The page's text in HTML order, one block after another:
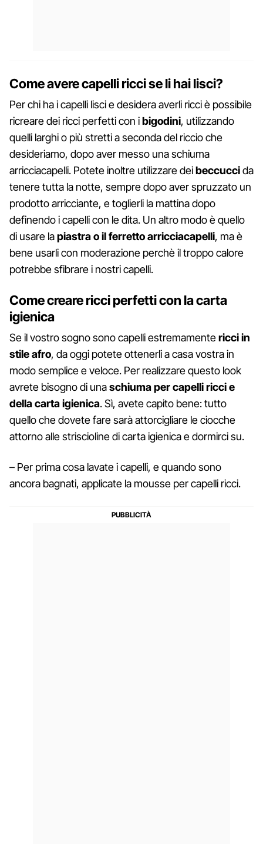
Come avere capelli ricci se li hai lisci?
Per chi ha i capelli lisci e desidera averli ricci è possibile
ricreare dei ricci perfetti con ibigodini, utilizzando
quelli larghi o più stretti a seconda del riccio che
desideriamo, dopo aver messo una schiuma
arricciacapelli. Potete inoltre utilizzare deibeccuccida
tenere tutta la notte, sempre dopo aver spruzzato un
prodotto arricciante, e toglierli la mattina dopo
definendo i capelli con le dita. Un altro modo è quello
di usare lapiastra o il ferretto arricciacapelli, ma è
bene usarli con moderazione perchè il troppo calore
potrebbe sfibrare i nostri capelli.
Come creare ricci perfetti con la carta
igienica
Se il vostro sogno sono capelli estremamentericci in
stile afro, da oggi potete ottenerli a casa vostra in
modo semplice e veloce. Per realizzare questo look
avrete bisogno di unaschiuma per capelli ricci e
della carta igienica. Sì, avete capito bene: tutto
quello che dovete fare sarà attorcigliare le ciocche
attorno alle striscioline di carta igienica e dormirci su.
– Per prima cosa lavate i capelli, e quando sono
ancora bagnati, applicate la mousse per capelli ricci.